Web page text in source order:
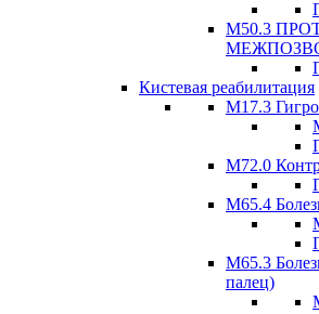
М50.3
Кистевая реабилитация
M17.3
М72.0
M65.4
М65.3
палец)